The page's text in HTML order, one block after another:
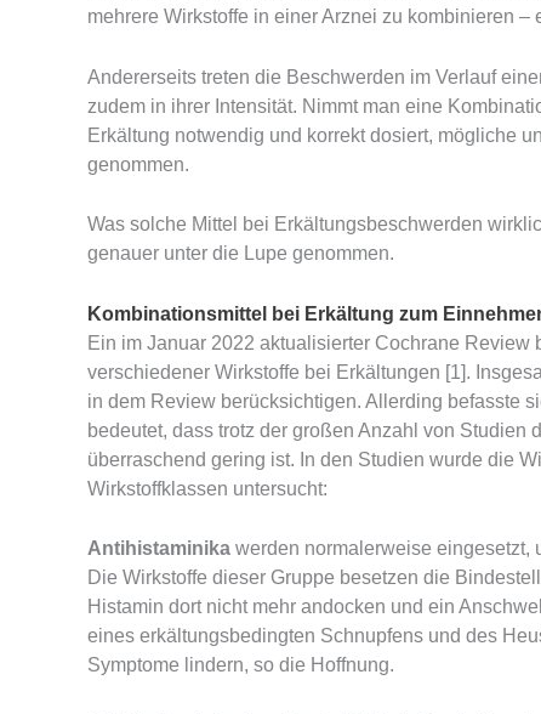
mehrere Wirkstoffe in einer Arznei zu kombinieren
Andererseits treten die Beschwerden im Verlauf
zudem in ihrer Intensität. Nimmt man eine
Erkältung notwendig und korrekt dosiert, mögliche
genommen.
Was solche Mittel bei Erkältungsbeschwerden
genauer unter die Lupe genommen.
Kombinationsmittel bei Erkältung zum
Ein im Januar 2022 aktualisierter Cochrane
verschiedener Wirkstoffe bei Erkältungen [1].
in dem Review berücksichtigen. Allerding befasste
bedeutet, dass trotz der großen Anzahl von
überraschend gering ist. In den Studien wurde die
Wirkstoffklassen untersucht:
Antihistaminika werden normalerweise eingesetzt,
Die Wirkstoffe dieser Gruppe besetzen die
Histamin dort nicht mehr andocken und ein
eines erkältungsbedingten Schnupfens und des
Symptome lindern, so die Hoffnung.